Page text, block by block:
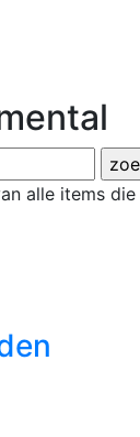
alle items